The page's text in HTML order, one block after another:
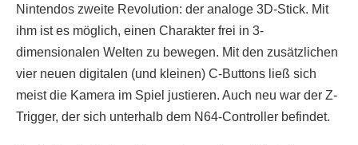
Nintendos zweite Revolution: der analoge 3D-Stick. Mit
ihm ist es möglich, einen Charakter frei in 3-
dimensionalen Welten zu bewegen. Mit den zusätzlichen
vier neuen digitalen (und kleinen) C-Buttons ließ sich
meist die Kamera im Spiel justieren. Auch neu war der Z-
Trigger, der sich unterhalb dem N64-Controller befindet.